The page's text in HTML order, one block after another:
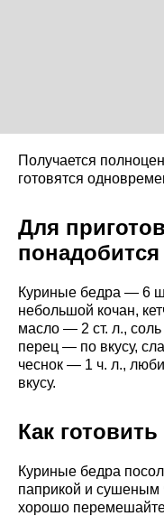
Получается
готовятся
Для
понадобится
Куриные бедра — 6
небольшой кочан,
масло — 2 ст. л.,
перец — по вкусу,
чеснок — 1 ч. л.,
вкусу.
Как готовить
Куриные бедра
паприкой и сушеным
хорошо